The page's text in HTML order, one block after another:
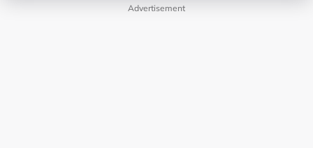
Advertisement